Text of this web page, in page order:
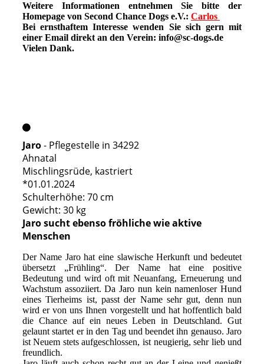
Weitere Informationen entnehmen Sie bitte der
Homepage von Second Chance Dogs e.V.: Carlos
Bei ernsthaftem Interesse wenden Sie sich gern mit
einer Email direkt an den Verein: info@sc-dogs.de
Vielen Dank.
Jaro- Pflegestelle in 34292
Ahnatal
Mischlingsrüde, kastriert
*01.01.2024
Schulterhöhe: 70 cm
Gewicht: 30 kg
Jaro sucht ebenso fröhliche wie aktive
Menschen
Der Name Jaro hat eine slawische Herkunft und bedeutet
übersetzt „Frühling“. Der Name hat eine positive
Bedeutung und wird oft mit Neuanfang, Erneuerung und
Wachstum assoziiert. Da Jaro nun kein namenloser Hund
eines Tierheims ist, passt der Name sehr gut, denn nun
wird er von uns Ihnen vorgestellt und hat hoffentlich bald
die Chance auf ein neues Leben in Deutschland. Gut
gelaunt startet er in den Tag und beendet ihn genauso. Jaro
ist Neuem stets aufgeschlossen, ist neugierig, sehr lieb und
freundlich.